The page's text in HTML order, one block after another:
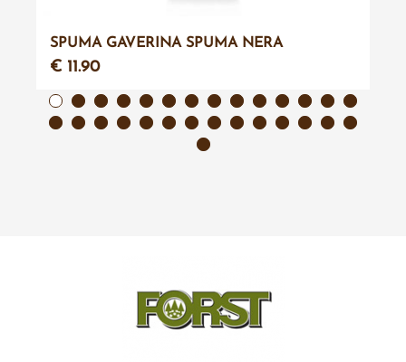
SPUMA GAVERINA SPUMA NERA
€ 11.90